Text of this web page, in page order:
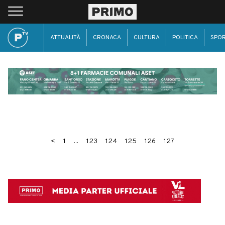
ATTUALITÀ CRONACA CULTURA POLITICA
< 1 ... 123 124 125 126 127